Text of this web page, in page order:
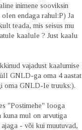
inimene sooviksin
endaga rahul:P) Ja
teada, mis seisus mu
kaalule ? Just kaalu
vajadust kaalumise
GNLD-ga oma 4 aastat
oma GNLD-le truuks:).
"Postimehe" looga
kuna mul on arvutiga
- või kui muutuvad,